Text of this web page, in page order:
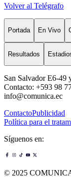
Volver al Telégrafo
Portada En Vivo
Resultados
San Salvador E6-49
Contacto: +593 98
info@comunica.ec
ContactoPublicidad
Política para el
Síguenos en:
© 2025 COMUNICA